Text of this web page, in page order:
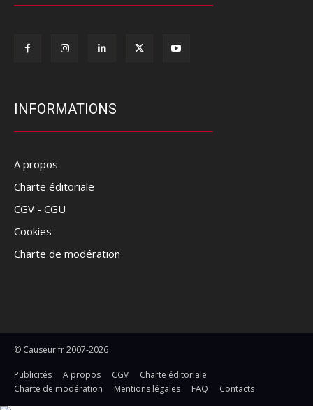
INFORMATIONS
A propos
Charte éditoriale
CGV - CGU
Cookies
Charte de modération
© Causeur.fr 2007-2026
Publicités A propos CGV
Charte éditoriale
Charte de modération
Mentions légales FAQ Contacts